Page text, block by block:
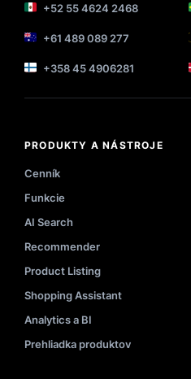
+52 55 4624 2468
+61 489 089 277
+358 45 4906281
PRODUKTY A NÁSTROJE
Cenník
Funkcie
AI Search
Recommender
Product Listing
Shopping Assistant
Analytics a BI
Prehliadka produktov